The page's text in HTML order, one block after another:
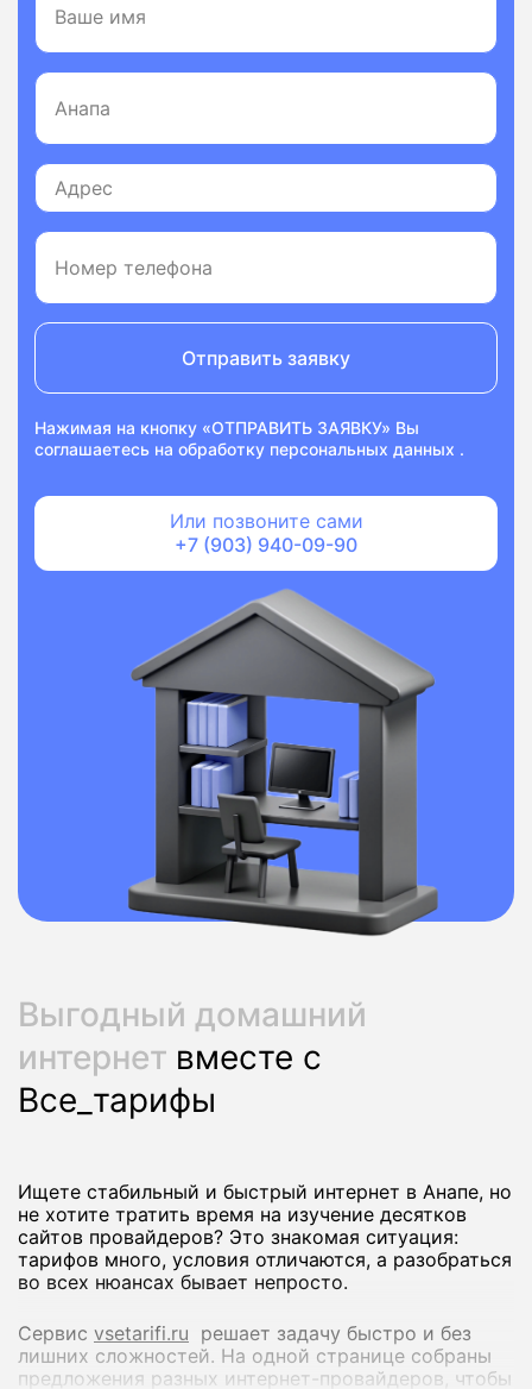
Отправить заявку
Нажимая на кнопку «ОТПРАВИТЬ ЗАЯВКУ» Вы
соглашаетесь на обработку персональных данных .
Или позвоните сами
+7 (903) 940-09-90
Выгодный домашний
интернет вместе с
Все_тарифы
Ищете стабильный и быстрый интернет в Анапе, но
не хотите тратить время на изучение десятков
сайтов провайдеров? Это знакомая ситуация:
тарифов много, условия отличаются, а разобраться
во всех нюансах бывает непросто.
Сервис vsetarifi.ru решает задачу быстро и без
лишних сложностей. На одной странице собраны
предложения разных интернет-провайдеров, чтобы